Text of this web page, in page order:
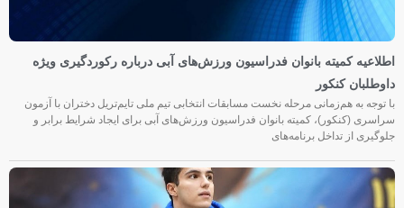
اطلاعیه کمیته بانوان فدراسیون ورزش‌های آبی درباره رکوردگیری ویژه
داوطلبان کنکور
با توجه به هم‌زمانی مرحله نخست مسابقات انتخابی تیم ملی تایم‌تریل دختران با آزمون
سراسری (کنکور)، کمیته بانوان فدراسیون ورزش‌های آبی برای ایجاد شرایط برابر و
جلوگیری از تداخل برنامه‌های